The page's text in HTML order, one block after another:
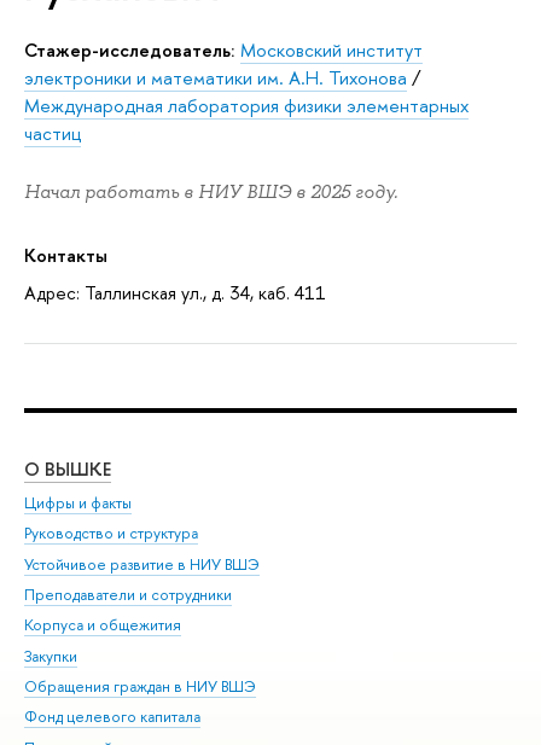
Стажер-исследователь: Московский институт
электроники и математики им. А.Н. Тихонова /
Международная лаборатория физики элементарных
частиц
Начал работать в НИУ ВШЭ в 2025 году.
Контакты
Адрес: Таллинская ул., д. 34, каб. 411
О ВЫШКЕ
Цифры и факты
Руководство и структура
Устойчивое развитие в НИУ ВШЭ
Преподаватели и сотрудники
Корпуса и общежития
Закупки
Обращения граждан в НИУ ВШЭ
Фонд целевого капитала